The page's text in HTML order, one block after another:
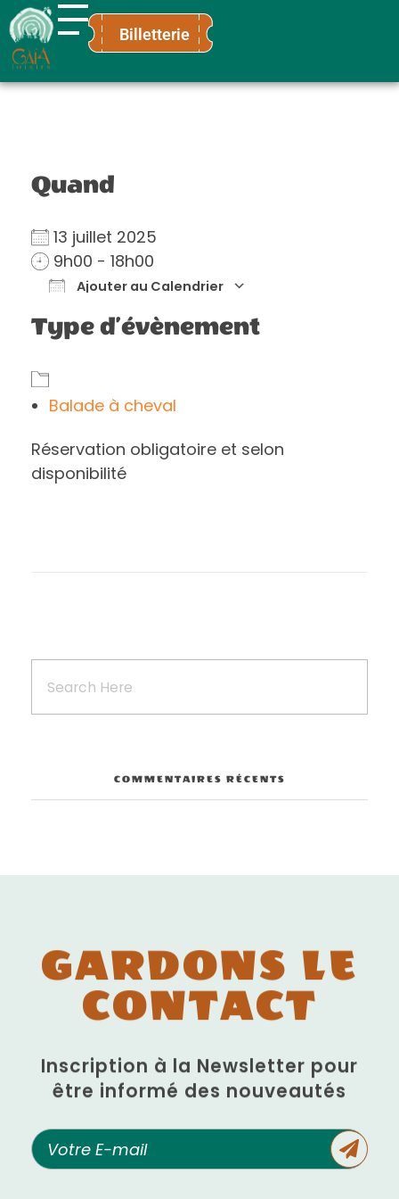
Gaïa Loisirs
Terre ludique et innovante pour tous
Billetterie
Quand
13 juillet 2025
9h00 - 18h00
Ajouter au Calendrier
Télécharger ICS
Type d’évènement
Balade à cheval
Réservation obligatoire et selon
disponibilité
COMMENTAIRES RÉCENTS
GARDONS LE
CONTACT
Inscription à la Newsletter pour
être informé des nouveautés